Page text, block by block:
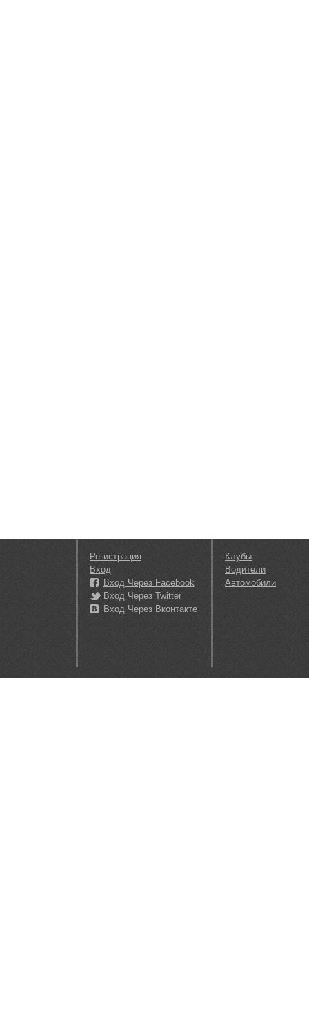
Регистрация
Вход
Вход Через Facebook
Вход Через Twitter
Вход Через Вконтакте
Клубы
Водители
Автомобили